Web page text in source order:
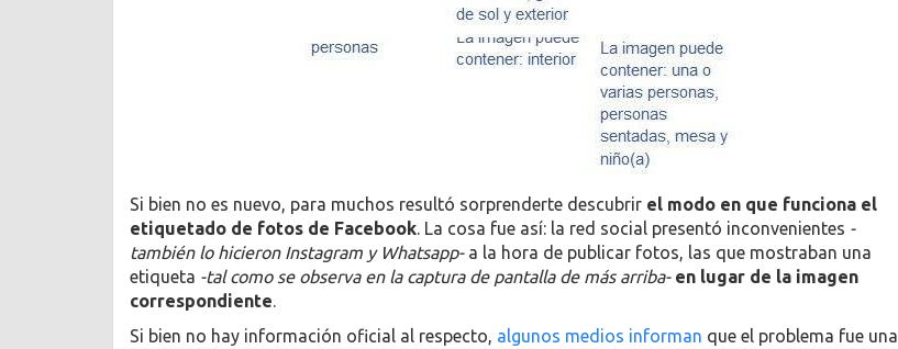
Si bien no es nuevo, para muchos resultó sorprenderte descubrir el modo en que funciona el
etiquetado de fotos de Facebook. La cosa fue así: la red social presentó inconvenientes -
también lo hicieron Instagram y Whatsapp- a la hora de publicar fotos, las que mostraban una
etiqueta -tal como se observa en la captura de pantalla de más arriba- en lugar de la imagen
correspondiente.
Si bien no hay información oficial al respecto, algunos medios informan que el problema fue una